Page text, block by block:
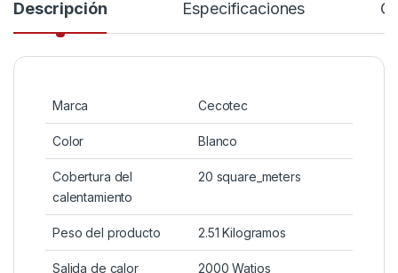
Descripción Especificaciones
Marca Cecotec
Color Blanco
Cobertura del
calentamiento
20 square_meters
Peso del producto 2.51 Kilogramos
Salida de calor 2000 Watios